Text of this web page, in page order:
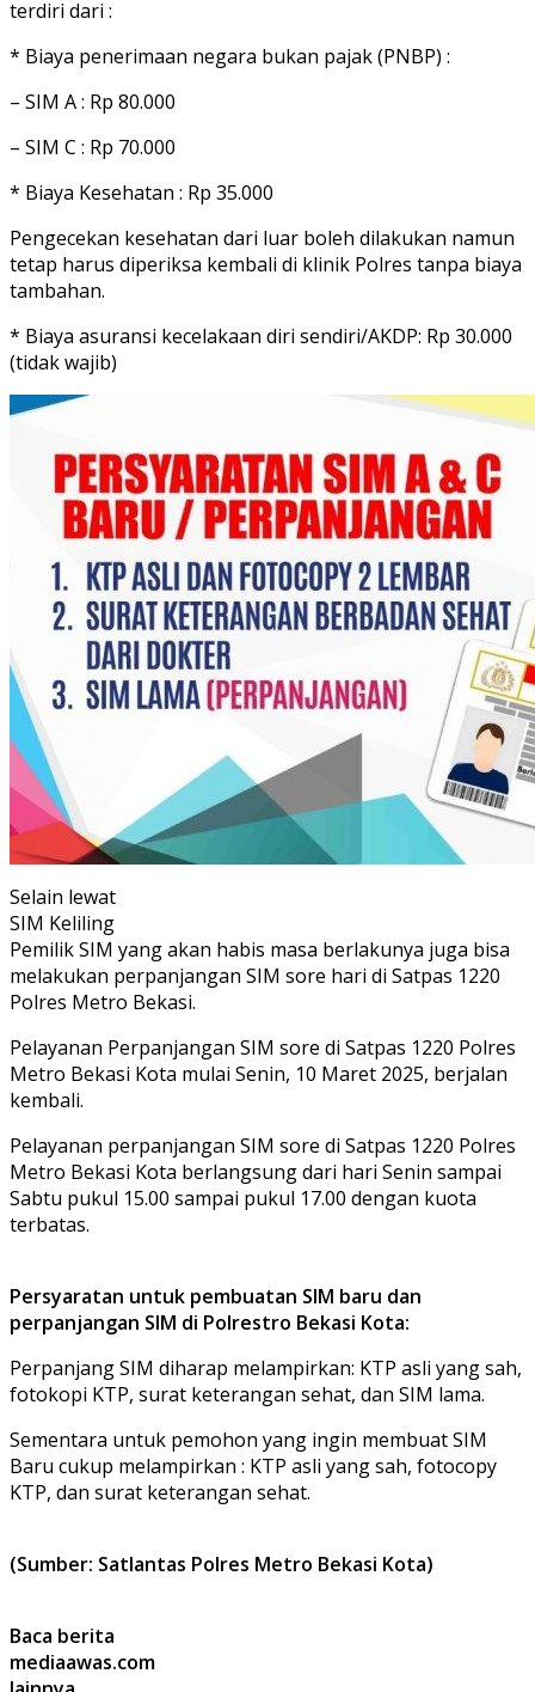
terdiri dari :
* Biaya penerimaan negara bukan pajak (PNBP) :
– SIM A : Rp 80.000
– SIM C : Rp 70.000
* Biaya Kesehatan : Rp 35.000
Pengecekan kesehatan dari luar boleh dilakukan namun
tetap harus diperiksa kembali di klinik Polres tanpa biaya
tambahan.
* Biaya asuransi kecelakaan diri sendiri/AKDP: Rp 30.000
(tidak wajib)
Selain lewat
SIM Keliling
Pemilik SIM yang akan habis masa berlakunya juga bisa
melakukan perpanjangan SIM sore hari di Satpas 1220
Polres Metro Bekasi.
Pelayanan Perpanjangan SIM sore di Satpas 1220 Polres
Metro Bekasi Kota mulai Senin, 10 Maret 2025, berjalan
kembali.
Pelayanan perpanjangan SIM sore di Satpas 1220 Polres
Metro Bekasi Kota berlangsung dari hari Senin sampai
Sabtu pukul 15.00 sampai pukul 17.00 dengan kuota
terbatas.
Persyaratan untuk pembuatan SIM baru dan
perpanjangan SIM di Polrestro Bekasi Kota:
Perpanjang SIM diharap melampirkan: KTP asli yang sah,
fotokopi KTP, surat keterangan sehat, dan SIM lama.
Sementara untuk pemohon yang ingin membuat SIM
Baru cukup melampirkan : KTP asli yang sah, fotocopy
KTP, dan surat keterangan sehat.
(Sumber: Satlantas Polres Metro Bekasi Kota)
Baca berita
mediaawas.com